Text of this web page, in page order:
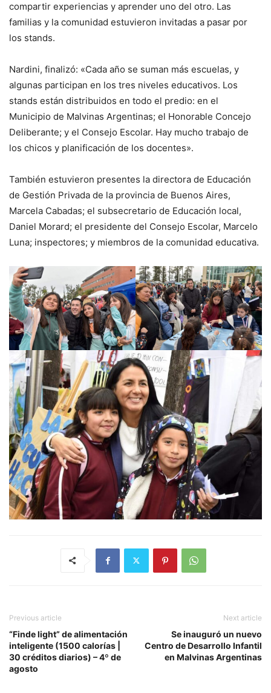
compartir experiencias y aprender uno del otro. Las
familias y la comunidad estuvieron invitadas a pasar por
los stands.
Nardini, finalizó: «Cada año se suman más escuelas, y
algunas participan en los tres niveles educativos. Los
stands están distribuidos en todo el predio: en el
Municipio de Malvinas Argentinas; el Honorable Concejo
Deliberante; y el Consejo Escolar. Hay mucho trabajo de
los chicos y planificación de los docentes».
También estuvieron presentes la directora de Educación
de Gestión Privada de la provincia de Buenos Aires,
Marcela Cabadas; el subsecretario de Educación local,
Daniel Morard; el presidente del Consejo Escolar, Marcelo
Luna; inspectores; y miembros de la comunidad educativa.
Previous article
“Finde light” de alimentación
inteligente (1500 calorías |
30 créditos diarios) – 4º de
agosto
Next article
Se inauguró un nuevo
Centro de Desarrollo Infantil
en Malvinas Argentinas